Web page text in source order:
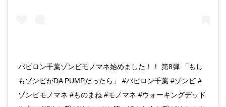
バビロン千葉ゾンビモノマネ始めました！！ 第8弾 「もし
もゾンビがDA PUMPだったら」 #バビロン千葉 #ゾンビ #
ゾンビモノマネ #ものまね #モノマネ #ウォーキングデッド